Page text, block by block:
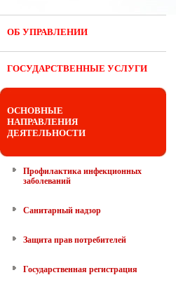
ОБ УПРАВЛЕНИИ
ГОСУДАРСТВЕННЫЕ УСЛУГИ
ОСНОВНЫЕ
НАПРАВЛЕНИЯ
ДЕЯТЕЛЬНОСТИ
Профилактика инфекционных
заболеваний
Санитарный надзор
Защита прав потребителей
Государственная регистрация